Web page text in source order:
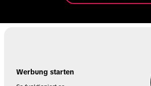
Werbung starten